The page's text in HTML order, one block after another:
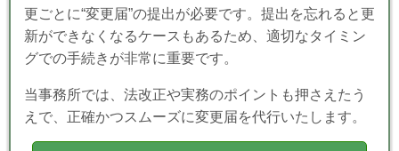
更ごとに“変更届”の提出が必要です。提出を忘れると更
新ができなくなるケースもあるため、適切なタイミン
グでの手続きが非常に重要です。
当事務所では、法改正や実務のポイントも押さえたう
えで、正確かつスムーズに変更届を代行いたします。